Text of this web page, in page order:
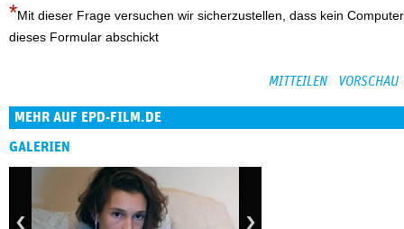
Mit dieser Frage versuchen wir sicherzustellen, dass kein Computer
dieses Formular abschickt
MEHR AUF EPD-FILM.DE
GALERIEN